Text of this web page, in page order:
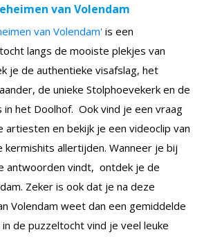
van Volendam
van Volendam' is een
langs de mooiste plekjes van
je de authentieke visafslag, het
de unieke Stolphoevekerk en de
in het Doolhof. Ook vind je een vraag
artiesten en bekijk je een videoclip van
allertijden. Wanneer je bij
antwoorden vindt, ontdek je de
Zeker is ook dat je na deze
Volendam weet dan een gemiddelde
de puzzeltocht vind je veel leuke